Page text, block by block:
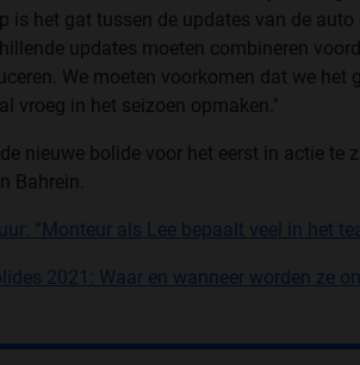
is het gat tussen de updates van de auto
updates moeten combineren
We moeten voorkomen dat we het
vroeg in het seizoen opmaken.''
nieuwe bolide voor het eerst in actie te
Bahrein.
“Monteur als Lee bepaalt veel in het
2021: Waar en wanneer worden ze